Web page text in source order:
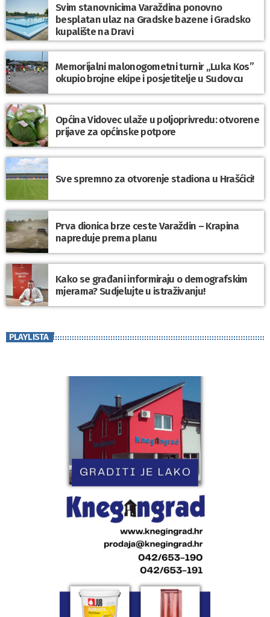
Svim stanovnicima Varaždina ponovno
besplatan ulaz na Gradske bazene i Gradsko
kupalište na Dravi
Memorijalni malonogometni turnir „Luka Kos”
okupio brojne ekipe i posjetitelje u Sudovcu
Općina Vidovec ulaže u poljoprivredu: otvorene
prijave za općinske potpore
Sve spremno za otvorenje stadiona u Hrašćici!
Prva dionica brze ceste Varaždin – Krapina
napreduje prema planu
Kako se građani informiraju o demografskim
mjerama? Sudjelujte u istraživanju!
PLAYLISTA